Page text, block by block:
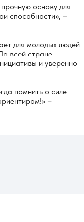
основу для
способности», –
для молодых людей
всей стране
и уверенно
помнить о силе
–